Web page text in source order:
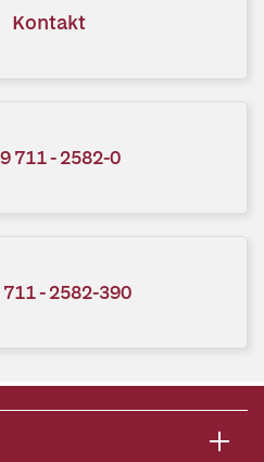
Kontakt
711 - 2582-0
711 - 2582-390